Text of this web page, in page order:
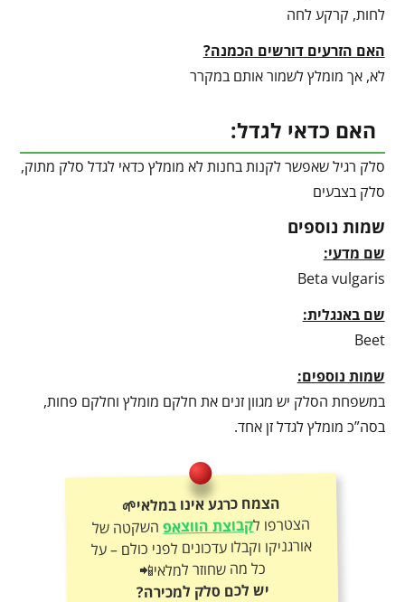
לחות, קרקע לחה
האם הזרעים דורשים הכמנה?
לא, אך מומלץ לשמור אותם במקרר
האם כדאי לגדל:
סלק רגיל שאפשר לקנות בחנות לא מומלץ כדאי לגדל סלק מתוק,
סלק בצבעים
שמות נוספים
שם מדעי:
Beta vulgaris
שם באנגלית:
Beet
שמות נוספים:
במשפחת הסלק יש מגוון זנים את חלקם מומלץ וחלקם פחות,
בסה”כ מומלץ לגדל זן אחד.
הצמח כרגע אינו במלאי🌱
הצטרפו לקבוצת הווצאפהשקטה של
אורגניקו וקבלו עדכונים לפני כולם – על
כל מה שחוזר למלאי📲
יש לכם סלק למכירה?